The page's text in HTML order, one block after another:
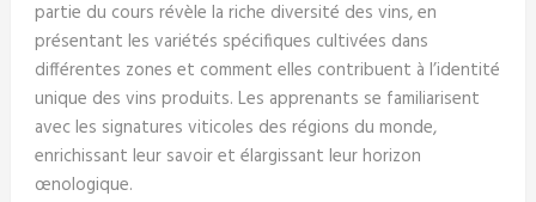
partie du cours révèle la riche diversité des vins, en
présentant les variétés spécifiques cultivées dans
différentes zones et comment elles contribuent à l’identité
unique des vins produits. Les apprenants se familiarisent
avec les signatures viticoles des régions du monde,
enrichissant leur savoir et élargissant leur horizon
œnologique.